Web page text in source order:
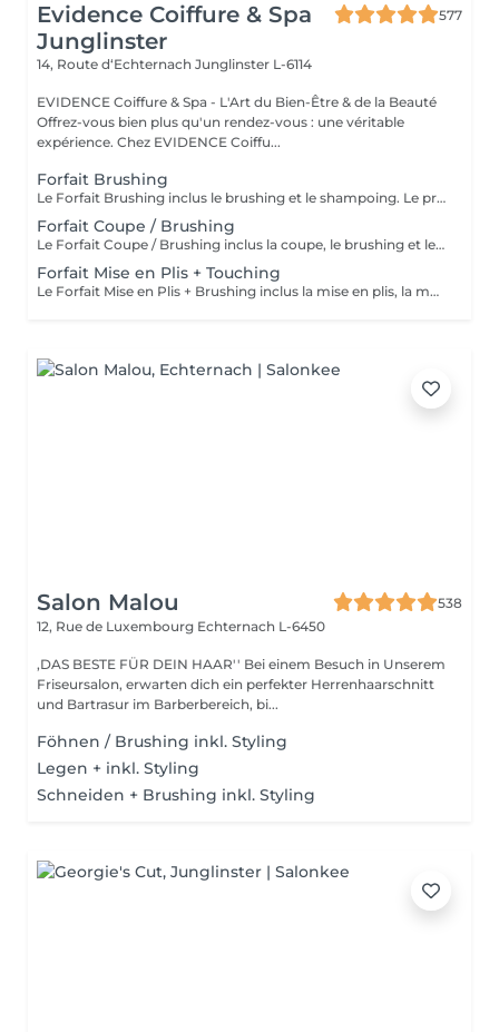
Evidence Coiffure & Spa
Junglinster
577
14, Route d‘Echternach Junglinster L-6114
EVIDENCE Coiffure & Spa - L'Art du Bien-Être & de la Beauté
Offrez-vous bien plus qu'un rendez-vous : une véritable
expérience. Chez EVIDENCE Coiffu...
Forfait Brushing
Le Forfait Brushing inclus le brushing et le shampoing. Le prix pourra varier en fonction de la longueur des cheveux. Pour tout renseignement complémentaire, n'hésitez pas à nous appeler.
Forfait Coupe / Brushing
Le Forfait Coupe / Brushing inclus la coupe, le brushing et le shampoing. Le prix pourra varier en fonction de la longueur des cheveux. Pour tout renseignement complémentaire, n'hésitez pas à nous appeler.
Forfait Mise en Plis + Touching
Le Forfait Mise en Plis + Brushing inclus la mise en plis, la mousse et le shampoing. Le prix pourra varier en fonction de la longueur des cheveux. Pour tout renseignement complémentaire, n'hésitez pas à nous appeler.
Salon Malou
538
12, Rue de Luxembourg Echternach L-6450
,DAS BESTE FÜR DEIN HAAR'' Bei einem Besuch in Unserem
Friseursalon, erwarten dich ein perfekter Herrenhaarschnitt
und Bartrasur im Barberbereich, bi...
Föhnen / Brushing inkl. Styling
Legen + inkl. Styling
Schneiden + Brushing inkl. Styling